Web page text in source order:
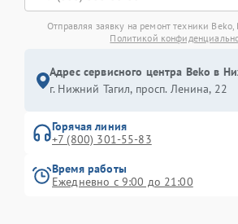
Отправляя заявку на ремонт техники Beko,
Политикой
Адрес сервисного центра Beko в
г. Нижний Тагил, просп. Ленина, 22
Горячая линия
+7 (800) 301-55-83
Время работы
Ежедневно с 9:00 до 21:00